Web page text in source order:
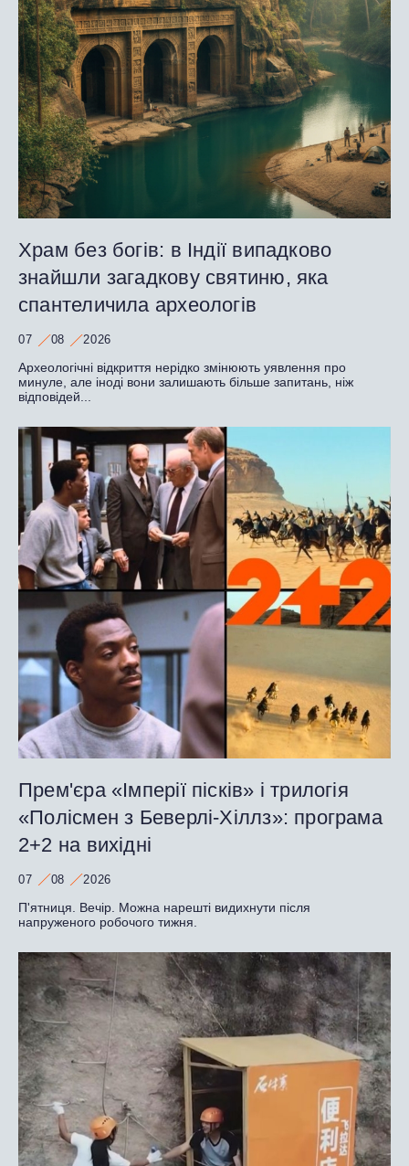
Храм без богів: в Індії випадково
знайшли загадкову святиню, яка
спантеличила археологів
07 08 2026
Археологічні відкриття нерідко змінюють уявлення про
минуле, але іноді вони залишають більше запитань, ніж
відповідей...
Прем'єра «Імперії пісків» і трилогія
«Полісмен з Беверлі-Хіллз»: програма
2+2 на вихідні
07 08 2026
П'ятниця. Вечір. Можна нарешті видихнути після
напруженого робочого тижня.